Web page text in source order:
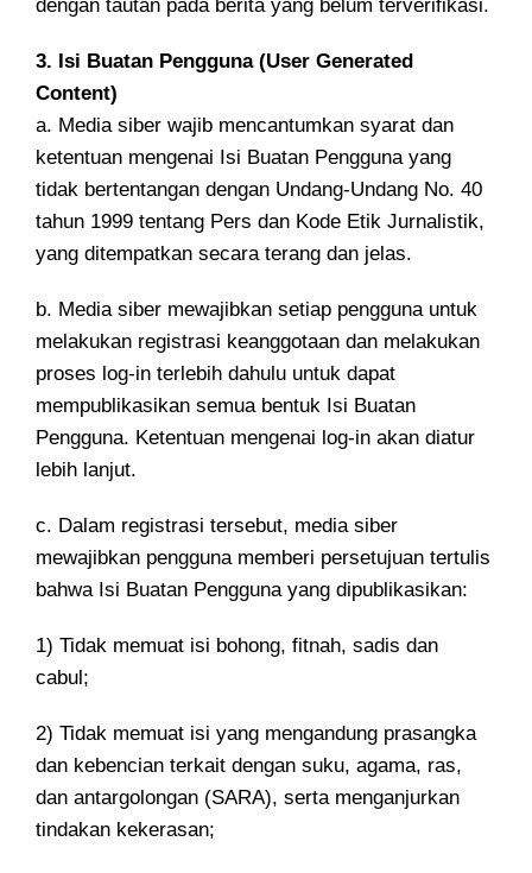
dengan tautan pada berita yang belum terverifikasi.
3. Isi Buatan Pengguna (User Generated
Content)
a. Media siber wajib mencantumkan syarat dan
ketentuan mengenai Isi Buatan Pengguna yang
tidak bertentangan dengan Undang-Undang No. 40
tahun 1999 tentang Pers dan Kode Etik Jurnalistik,
yang ditempatkan secara terang dan jelas.
b. Media siber mewajibkan setiap pengguna untuk
melakukan registrasi keanggotaan dan melakukan
proses log-in terlebih dahulu untuk dapat
mempublikasikan semua bentuk Isi Buatan
Pengguna. Ketentuan mengenai log-in akan diatur
lebih lanjut.
c. Dalam registrasi tersebut, media siber
mewajibkan pengguna memberi persetujuan tertulis
bahwa Isi Buatan Pengguna yang dipublikasikan:
1) Tidak memuat isi bohong, fitnah, sadis dan
cabul;
2) Tidak memuat isi yang mengandung prasangka
dan kebencian terkait dengan suku, agama, ras,
dan antargolongan (SARA), serta menganjurkan
tindakan kekerasan;